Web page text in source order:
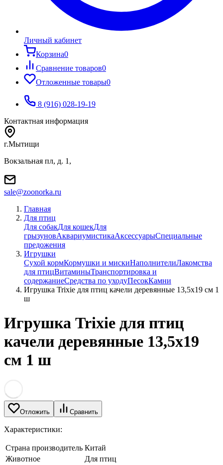
Личный кабинет
Корзина0
Сравнение товаров0
Отложенные товары0
8 (916) 028-19-19
Контактная информация
г.Мытищи
Вокзальная пл, д. 1,
sale@zoonorka.ru
Главная
Для птиц
Для собакДля кошекДля
грызуновАквариумистикаАксессуарыСпециальные
предожения
Игрушки
Сухой кормКормушки и мискиНаполнителиЛакомства
для птицВитаминыТранспортировка и
содержаниеСредства по уходуПесокКамни
Игрушка Trixie для птиц качели деревянные 13,5х19 см 1
ш
Игрушка Trixie для птиц
качели деревянные 13,5х19
см 1 ш
Отложить Сравнить
Характеристики:
Страна производитель Китай
Животное
Для птиц